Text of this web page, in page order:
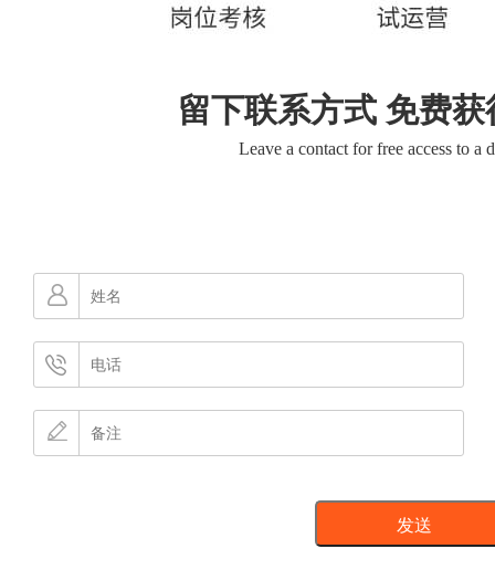
留下联系方式 免费
Leave a contact for free access to a